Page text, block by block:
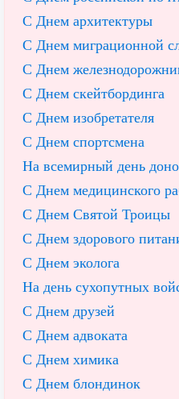
С Днем архитектуры
С Днем миграционной
С Днем
С Днем скейтбординга
С Днем изобретателя
С Днем спортсмена
На всемирный день
С Днем медицинского
С Днем Святой Троицы
С Днем здорового
С Днем эколога
На день сухопутных
С Днем друзей
С Днем адвоката
С Днем химика
С Днем блондинок